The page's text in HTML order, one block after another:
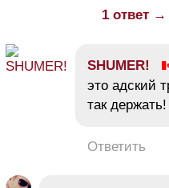
1 ответ →
SHUMER!
это адский
так держать!
Ответить